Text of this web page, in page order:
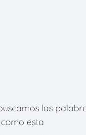
las
esta